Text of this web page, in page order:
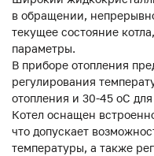
в обращении,
текущее состояние
параметры.
В приборе отопления
регулирования
отопления и 30-45 оС
Котел оснащен
что допускает
температуры, а также